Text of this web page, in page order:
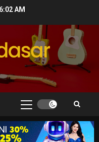
AM
Primary